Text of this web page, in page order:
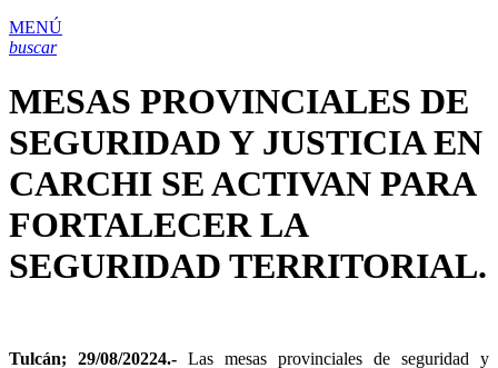
MENÚ
buscar
MESAS PROVINCIALES DE
SEGURIDAD Y JUSTICIA EN
CARCHI SE ACTIVAN PARA
FORTALECER LA
SEGURIDAD TERRITORIAL.
Tulcán; 29/08/20224.- Las mesas provinciales de seguridad y